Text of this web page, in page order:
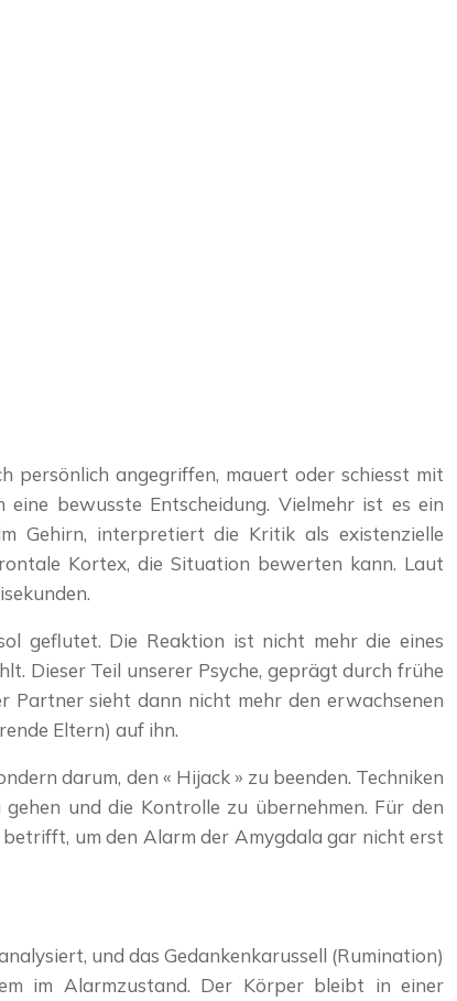
persönlich angegriffen, mauert oder schiesst mit
bewusste Entscheidung. Vielmehr ist es ein
Gehirn, interpretiert die Kritik als existenzielle
Kortex, die Situation bewerten kann. Laut
geflutet. Die Reaktion ist nicht mehr die eines
Dieser Teil unserer Psyche, geprägt durch frühe
Partner sieht dann nicht mehr den erwachsenen
Eltern) auf ihn.
darum, den « Hijack » zu beenden. Techniken
und die Kontrolle zu übernehmen. Für den
um den Alarm der Amygdala gar nicht erst
und das Gedankenkarussell (Rumination)
im Alarmzustand. Der Körper bleibt in einer